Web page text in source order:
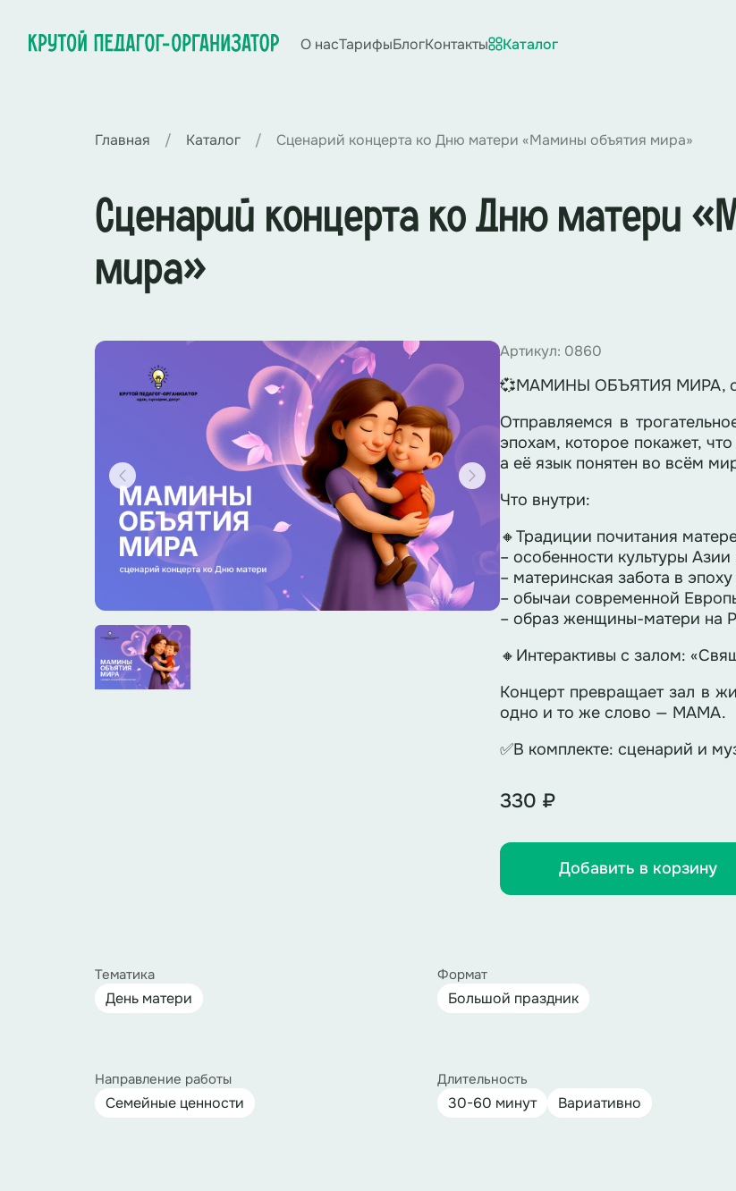
О насТарифыБлогКонтакты Каталог
Главная Каталог Сценарий концерта ко Дню матери «Мамины объятия мира»
Сценарий концерта ко Дню матери
мира»
Артикул: 0860
💞МАМИНЫ ОБЪЯТИЯ МИРА,
Отправляемся в
эпохам, которое покажет,
а её язык понятен во всём
Что внутри:
🔸Традиции почитания
– особенности культуры
– материнская забота в
– обычаи современной
– образ женщины-матери на
🔸Интерактивы с залом:
Концерт превращает зал в
одно и то же слово — МАМА.
✅В комплекте: сценарий и
330 ₽
Добавить в корзину
Тематика
День матери
Формат
Большой праздник
Направление работы
Семейные ценности
Длительность
30-60 минут Вариативно